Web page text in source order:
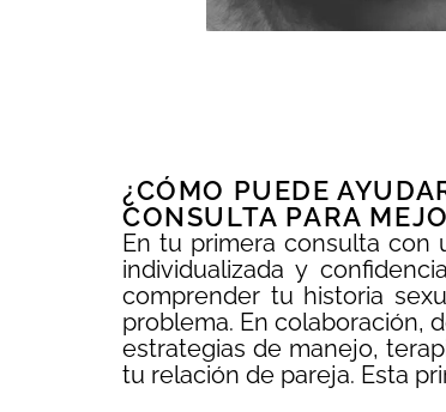
¿CÓMO PUEDE
CONSULTA PARA
En tu primera consulta con
individualizada y
comprender tu historia
problema. En colaboración,
estrategias de manejo,
tu relación de pareja. Esta